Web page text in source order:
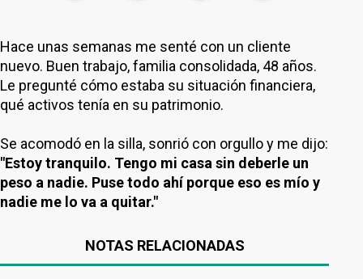
Hace unas semanas me senté con un cliente
nuevo. Buen trabajo, familia consolidada, 48 años.
Le pregunté cómo estaba su situación financiera,
qué activos tenía en su patrimonio.
Se acomodó en la silla, sonrió con orgullo y me dijo:
"Estoy tranquilo. Tengo mi casa sin deberle un
peso a nadie. Puse todo ahí porque eso es mío y
nadie me lo va a quitar."
NOTAS RELACIONADAS